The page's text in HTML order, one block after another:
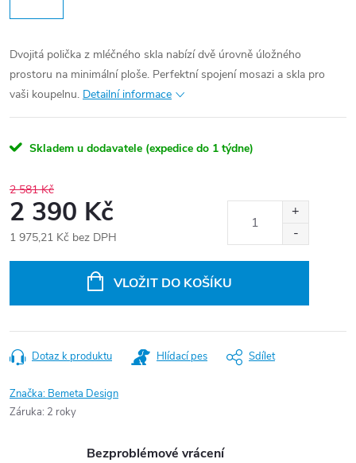
Dvojitá polička z mléčného skla nabízí dvě úrovně úložného
prostoru na minimální ploše. Perfektní spojení mosazi a skla pro
vaši koupelnu. Detailní informace
Skladem u dodavatele (expedice do 1 týdne)
2 581 Kč
2 390 Kč
1 975,21 Kč bez DPH
VLOŽIT DO KOŠÍKU
Dotaz k produktu Hlídací pes Sdílet
Značka: Bemeta Design
Záruka: 2 roky
Bezproblémové vrácení